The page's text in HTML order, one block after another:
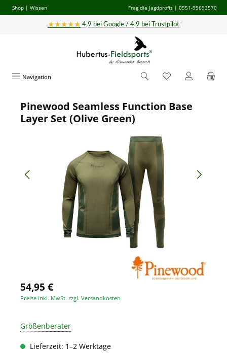
Zum Hauptinhalt springen
Shop | Wissen Frag die Jagdprofis | 0551-99693570
★★★★★ 4,9 bei Google / 4,9 bei Trustpilot
Navigation
Bildergalerie überspringen
Pinewood Seamless Function Base
Layer Set (Olive Green)
54,95 €
Preise inkl. MwSt. zzgl. Versandkosten
Größenberater
Lieferzeit: 1–2 Werktage